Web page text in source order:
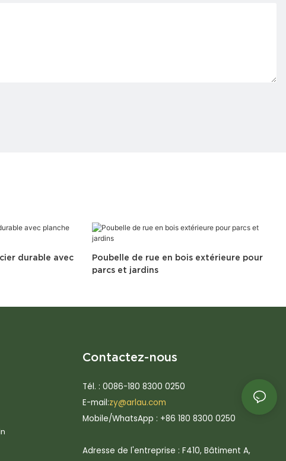
durable avec
Poubelle de rue en bois extérieure pour
parcs et jardins
Contactez-nous
Tél. : 0086-180 8300 0250
E-mail:zy@arlau.com
Mobile/WhatsApp : +86 180 8300 0250
Adresse de l'entreprise : F410, Bâtiment A,